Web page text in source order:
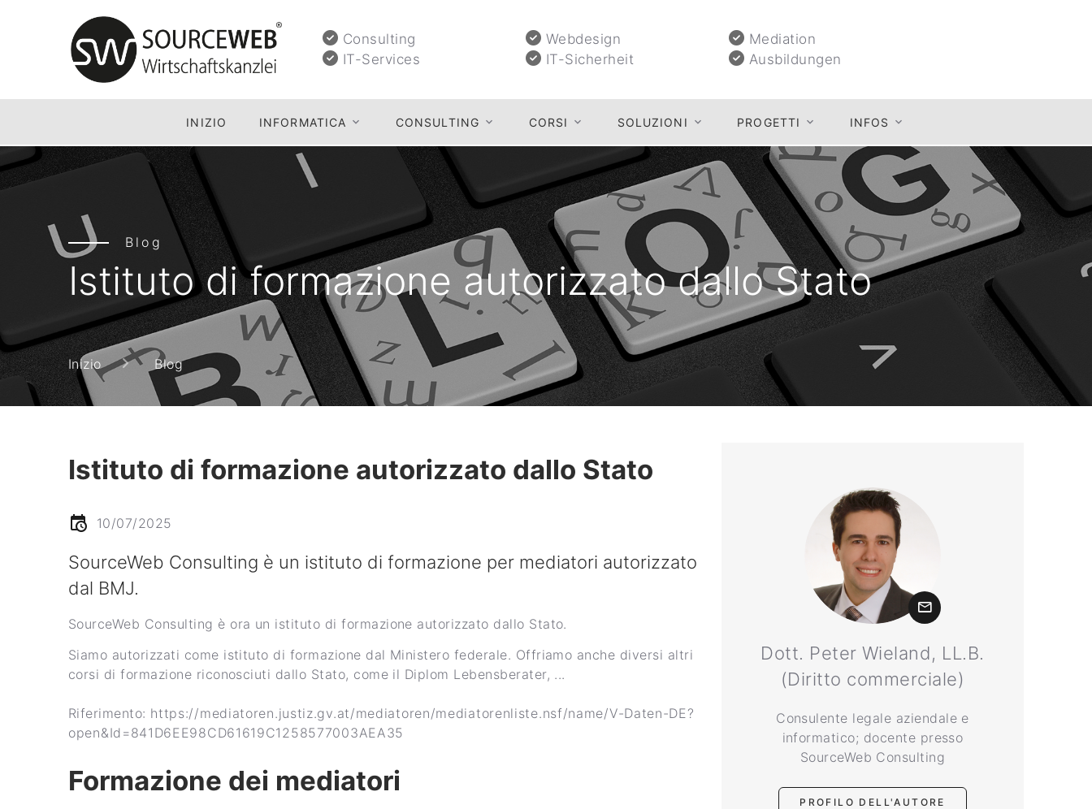
Consulting
IT-Services
Webdesign
IT-Sicherheit
Mediation
Ausbildungen
INIZIO INFORMATICA CONSULTING CORSI SOLUZIONI PROGETTI INFOS
Blog
Istituto di formazione autorizzato dallo Stato
Inizio Blog
Istituto di formazione autorizzato dallo Stato
10/07/2025
SourceWeb Consulting è un istituto di formazione per mediatori autorizzato
dal BMJ.
SourceWeb Consulting è ora un istituto di formazione autorizzato dallo Stato.
Siamo autorizzati come istituto di formazione dal Ministero federale. Offriamo anche diversi altri
corsi di formazione riconosciuti dallo Stato, come il Diplom Lebensberater, ...
Riferimento: https://mediatoren.justiz.gv.at/mediatoren/mediatorenliste.nsf/name/V-Daten-DE?
open&Id=841D6EE98CD61619C1258577003AEA35
Formazione dei mediatori
Dott. Peter Wieland, LL.B.
(Diritto commerciale)
Consulente legale aziendale e
informatico; docente presso
SourceWeb Consulting
PROFILO DELL'AUTORE